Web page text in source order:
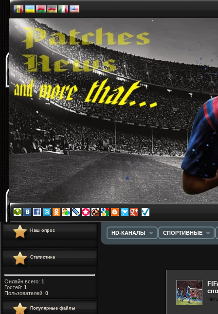
Наш опрос
Статистика
Онлайн всего: 1
Гостей: 1
Пользователей: 0
Популярные файлы
HD-КАНАЛЫ СПОРТИВНЫЕ